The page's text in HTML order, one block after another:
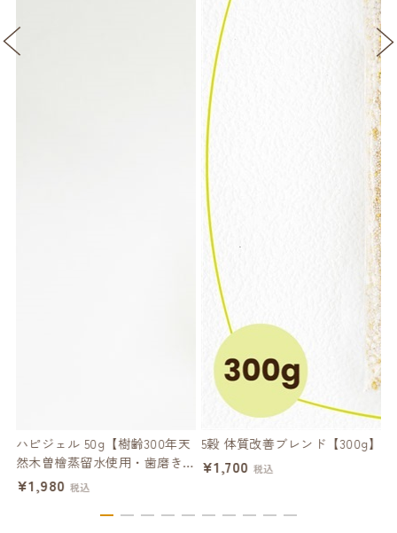
ハピジェル 50g【樹齢300年天
然木曽檜蒸留水使用・歯磨きジ
ェル】
¥1,980 税込
5穀 体質改善ブレンド【300g】
¥1,700 税込